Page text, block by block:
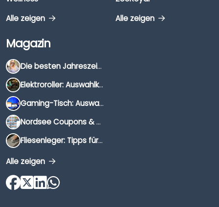
Alle zeigen
Alle zeigen
Magazin
Die besten Jahreszeiten für Schnäppchenjäger
Elektroroller: Auswahlkriterien, Unterschiede & Tipps
Gaming-Tisch: Auswahlkriterien, Unterschiede & Tipps
Nordsee Coupons & Gutscheine 2026
Fliesenleger: Tipps für die Auswahl
Alle zeigen